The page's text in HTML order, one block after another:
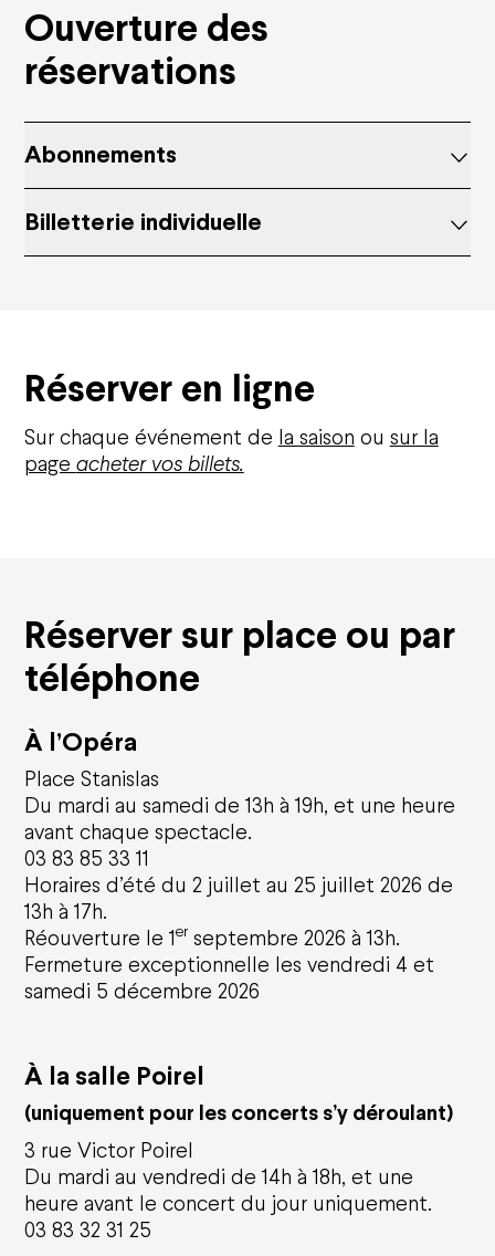
Ouverture des
réservations
Abonnements
Billetterie individuelle
Réserver en ligne
Sur chaque événement de la saison ou sur la
page acheter vos billets.
Réserver sur place ou par
téléphone
À l’Opéra
Place Stanislas
Du mardi au samedi de 13h à 19h, et une heure
avant chaque spectacle.
03 83 85 33 11
Horaires d’été du 2 juillet au 25 juillet 2026 de
13h à 17h.
Réouverture le 1erseptembre 2026 à 13h.
Fermeture exceptionnelle les vendredi 4 et
samedi 5 décembre 2026
À la salle Poirel
(uniquement pour les concerts s’y déroulant)
3 rue Victor Poirel
Du mardi au vendredi de 14h à 18h, et une
heure avant le concert du jour uniquement.
03 83 32 31 25
Calendrier
Opéra national de Nancy-Lorraine
L'histoire
Qui sommes-nous ?
Bilan d'activités et délibérations
Opéra Citoyen
Éducation
Solidarités
Actualités
Nous soutenir